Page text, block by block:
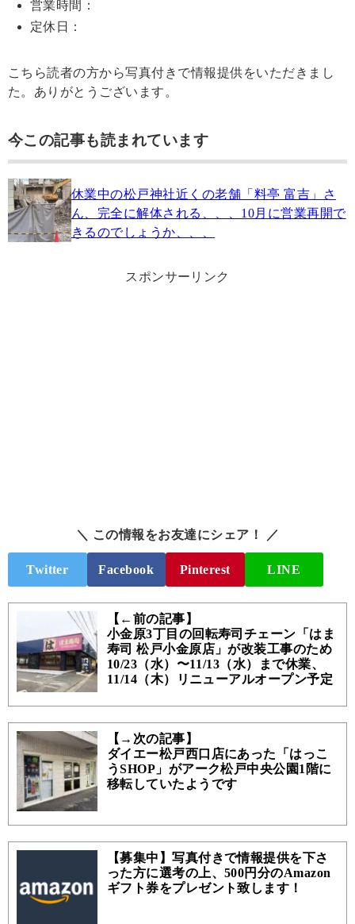
営業時間：
定休日：
こちら読者の方から写真付きで情報提供をいただきまし
た。ありがとうございます。
今この記事も読まれています
休業中の松戸神社近くの老舗「料亭 富吉」さ
ん、完全に解体される、、、10月に営業再開で
きるのでしょうか、、、
スポンサーリンク
＼ この情報をお友達にシェア！ ／
Twitter Facebook Pinterest LINE
【←前の記事】
小金原3丁目の回転寿司チェーン「はま
寿司 松戸小金原店」が改装工事のため
10/23（水）〜11/13（水）まで休業、
11/14（木）リニューアルオープン予定
【→次の記事】
ダイエー松戸西口店にあった「はっこ
うSHOP」がアーク松戸中央公園1階に
移転していたようです
【募集中】写真付きで情報提供を下さ
った方に選考の上、500円分のAmazon
ギフト券をプレゼント致します！